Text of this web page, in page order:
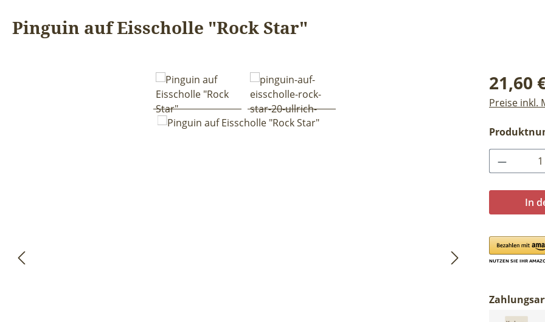
Pinguin auf Eisscholle "Rock Star"
Regulärer
21,60
Preise inkl.
In